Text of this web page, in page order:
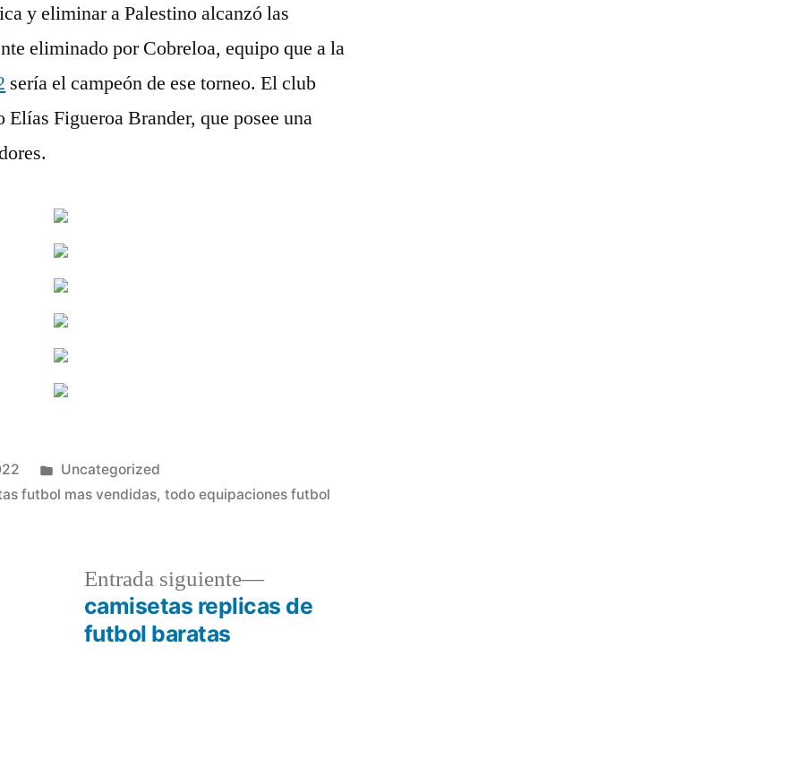
y eliminar a Palestino alcanzó las
eliminado por Cobreloa, equipo que a la
sería el campeón de ese torneo. El club
Figueroa Brander, que posee una
Publicado
en
Uncategorized
futbol mas vendidas,todo equipaciones futbol
Entrada siguiente
Entrada
siguiente:
camisetas replicas de
futbol baratas